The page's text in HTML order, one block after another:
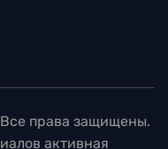
права защищены.
активная